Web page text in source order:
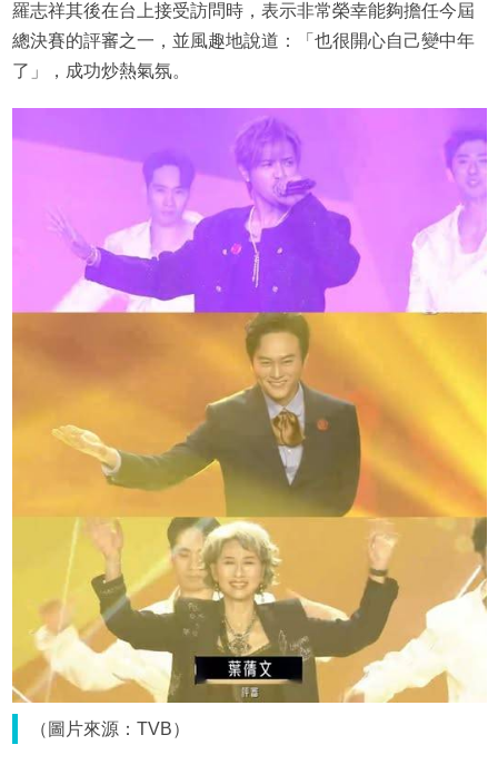
羅志祥其後在台上接受訪問時，表示非常榮幸能夠擔任今屆
總決賽的評審之一，並風趣地說道：「也很開心自己變中年
了」，成功炒熱氣氛。
（圖片來源：TVB）